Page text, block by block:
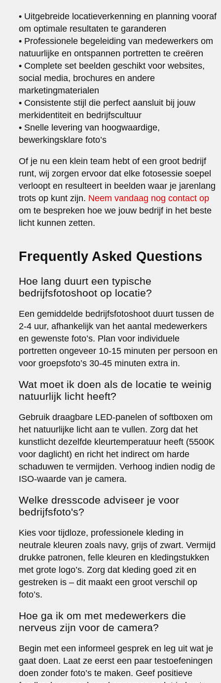
• Uitgebreide locatieverkenning en planning vooraf
om optimale resultaten te garanderen
• Professionele begeleiding van medewerkers om
natuurlijke en ontspannen portretten te creëren
• Complete set beelden geschikt voor websites,
social media, brochures en andere
marketingmaterialen
• Consistente stijl die perfect aansluit bij jouw
merkidentiteit en bedrijfscultuur
• Snelle levering van hoogwaardige,
bewerkingsklare foto’s
Of je nu een klein team hebt of een groot bedrijf
runt, wij zorgen ervoor dat elke fotosessie soepel
verloopt en resulteert in beelden waar je jarenlang
trots op kunt zijn. Neem vandaag nog contact op
om te bespreken hoe we jouw bedrijf in het beste
licht kunnen zetten.
Frequently Asked Questions
Hoe lang duurt een typische
bedrijfsfotoshoot op locatie?
Een gemiddelde bedrijfsfotoshoot duurt tussen de
2-4 uur, afhankelijk van het aantal medewerkers
en gewenste foto’s. Plan voor individuele
portretten ongeveer 10-15 minuten per persoon en
voor groepsfoto’s 30-45 minuten extra in.
Wat moet ik doen als de locatie te weinig
natuurlijk licht heeft?
Gebruik draagbare LED-panelen of softboxen om
het natuurlijke licht aan te vullen. Zorg dat het
kunstlicht dezelfde kleurtemperatuur heeft (5500K
voor daglicht) en richt het indirect om harde
schaduwen te vermijden. Verhoog indien nodig de
ISO-waarde van je camera.
Welke dresscode adviseer je voor
bedrijfsfoto's?
Kies voor tijdloze, professionele kleding in
neutrale kleuren zoals navy, grijs of zwart. Vermijd
drukke patronen, felle kleuren en kledingstukken
met grote logo’s. Zorg dat kleding goed zit en
gestreken is – dit maakt een groot verschil op
foto’s.
Hoe ga ik om met medewerkers die
nerveus zijn voor de camera?
Begin met een informeel gesprek en leg uit wat je
gaat doen. Laat ze eerst een paar testoefeningen
doen zonder foto’s te maken. Geef positieve